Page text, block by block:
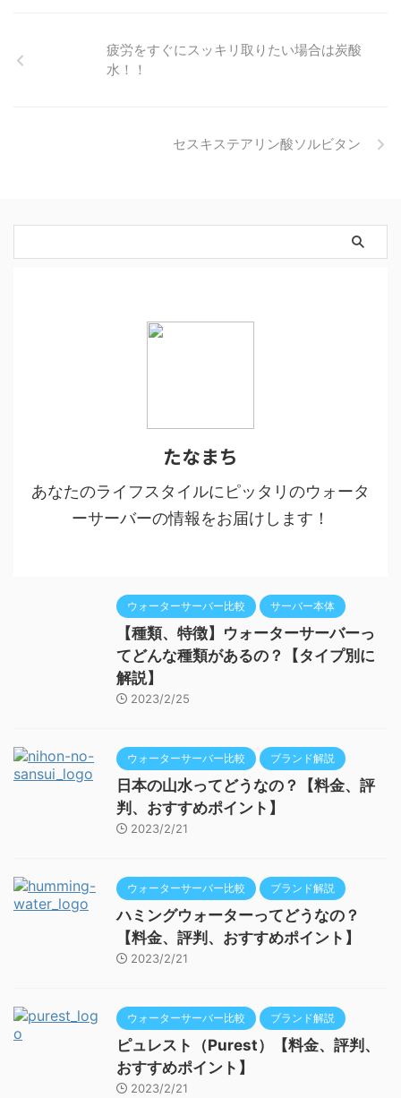
疲労をすぐにスッキリ取りたい場合は炭酸
水！！
セスキステアリン酸ソルビタン
たなまち
あなたのライフスタイルにピッタリのウォータ
ーサーバーの情報をお届けします！
ウォーターサーバー比較 サーバー本体
【種類、特徴】ウォーターサーバーっ
てどんな種類があるの？【タイプ別に
解説】
2023/2/25
ウォーターサーバー比較 ブランド解説
日本の山水ってどうなの？【料金、評
判、おすすめポイント】
2023/2/21
ウォーターサーバー比較 ブランド解説
ハミングウォーターってどうなの？
【料金、評判、おすすめポイント】
2023/2/21
ウォーターサーバー比較 ブランド解説
ピュレスト（Purest）【料金、評判、
おすすめポイント】
2023/2/21